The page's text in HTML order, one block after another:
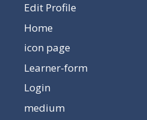
Edit Profile
Home
icon page
Learner-form
Login
medium